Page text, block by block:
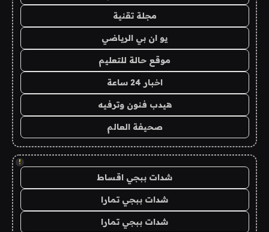
مجلة تقنية
يو ان بي الرياضي
موقع حالة للتعليم
اخبار 24 ساعة
هيدب فنون وترفيه
صحيفة العالم
!
شدات ببجي اقساط
شدات ببجي تمارا
شدات ببجي تمارا